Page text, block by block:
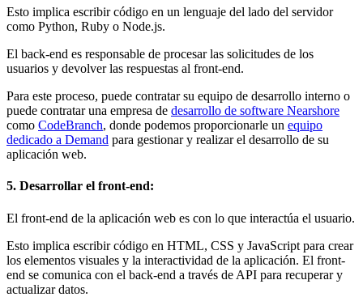
Esto implica escribir código en un lenguaje del lado del servidor
como Python, Ruby o Node.js.
El back-end es responsable de procesar las solicitudes de los
usuarios y devolver las respuestas al front-end.
Para este proceso, puede contratar su equipo de desarrollo interno o
puede contratar una empresa de desarrollo de software Nearshore
como CodeBranch, donde podemos proporcionarle un equipo
dedicado a Demand para gestionar y realizar el desarrollo de su
aplicación web.
5. Desarrollar el front-end:
El front-end de la aplicación web es con lo que interactúa el usuario.
Esto implica escribir código en HTML, CSS y JavaScript para crear
los elementos visuales y la interactividad de la aplicación. El front-
end se comunica con el back-end a través de API para recuperar y
actualizar datos.